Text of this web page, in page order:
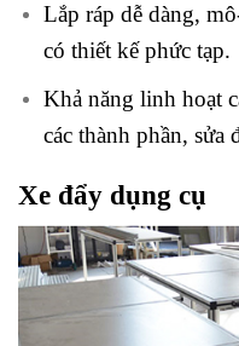
Lắp ráp dễ dàng,
có thiết kế phức tạp.
Khả năng linh hoạt
các thành phần, sửa
Xe đẩy dụng cụ